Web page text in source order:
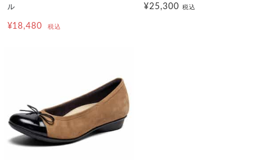
ル
¥18,480 税込
¥25,300 税込